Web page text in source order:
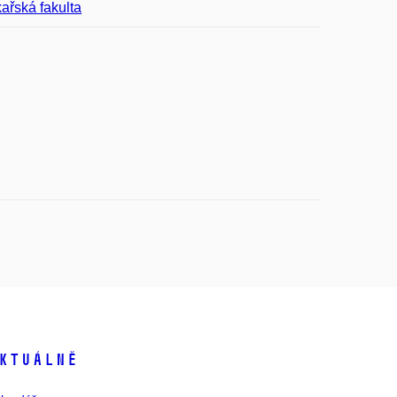
fakulta